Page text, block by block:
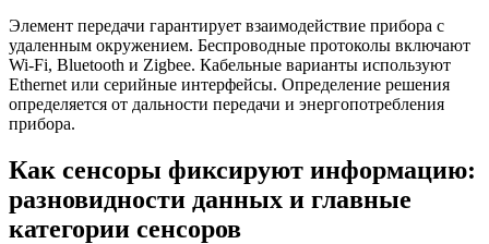
Элемент передачи гарантирует взаимодействие прибора с
удаленным окружением. Беспроводные протоколы включают
Wi-Fi, Bluetooth и Zigbee. Кабельные варианты используют
Ethernet или серийные интерфейсы. Определение решения
определяется от дальности передачи и энергопотребления
прибора.
Как сенсоры фиксируют информацию:
разновидности данных и главные
категории сенсоров